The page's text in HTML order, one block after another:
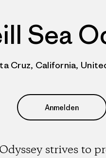
Sea
Cruz, California,
Anmelden
strives to